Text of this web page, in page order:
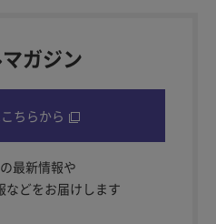
ガジン
ちらから
最新情報や
などをお届けします